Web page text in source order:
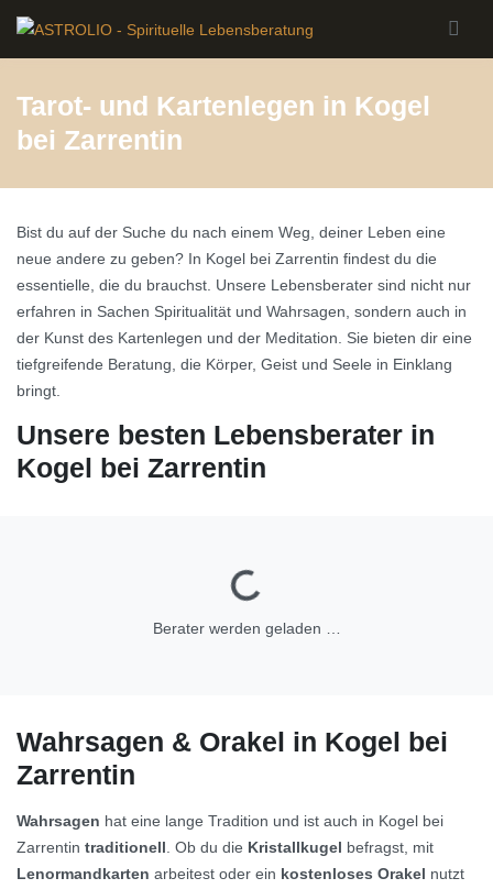
Tarot- und Kartenlegen in Kogel
bei Zarrentin
Bist du auf der Suche du nach einem Weg, deiner Leben eine
neue andere zu geben? In Kogel bei Zarrentin findest du die
essentielle, die du brauchst. Unsere Lebensberater sind nicht nur
erfahren in Sachen Spiritualität und Wahrsagen, sondern auch in
der Kunst des Kartenlegen und der Meditation. Sie bieten dir eine
tiefgreifende Beratung, die Körper, Geist und Seele in Einklang
bringt.
Unsere besten Lebensberater in
Kogel bei Zarrentin
Berater werden geladen …
Wahrsagen & Orakel in Kogel bei
Zarrentin
Wahrsagen hat eine lange Tradition und ist auch in Kogel bei
Zarrentin traditionell . Ob du die Kristallkugel befragst, mit
Lenormandkarten arbeitest oder ein kostenloses Orakel nutzt